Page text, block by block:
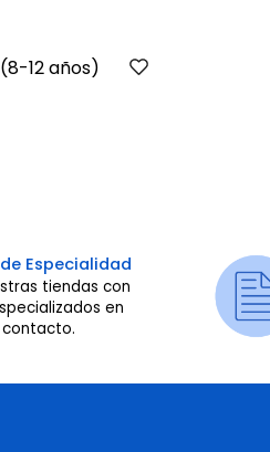
12 años)
Especialidad
tiendas con
en